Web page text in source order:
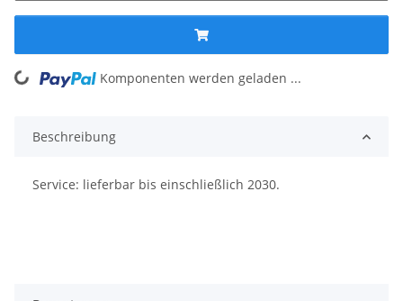
Loading... Komponenten werden geladen ...
Beschreibung
Service: lieferbar bis einschließlich 2030.